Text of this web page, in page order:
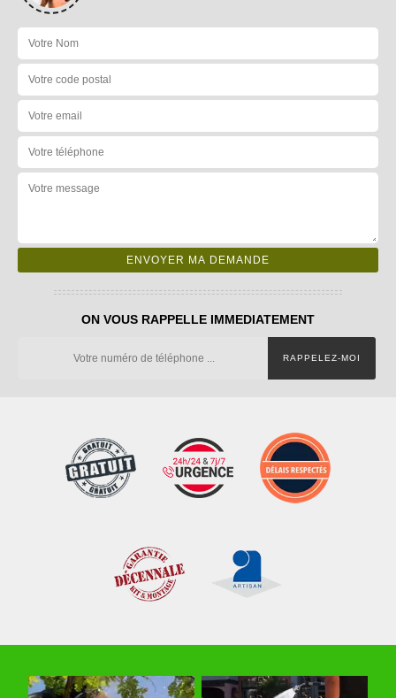
ON VOUS RAPPELLE IMMEDIATEMENT